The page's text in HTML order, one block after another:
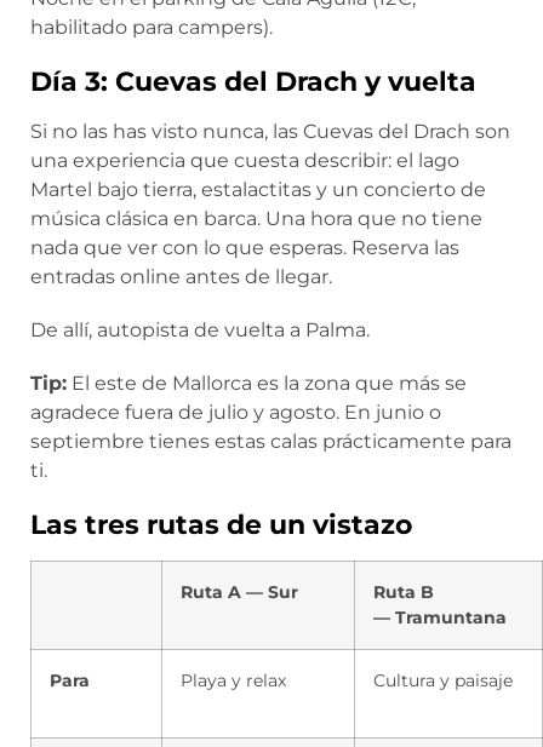
habilitado para campers).
Día 3: Cuevas del Drach y vuelta
Si no las has visto nunca, las Cuevas del Drach son
una experiencia que cuesta describir: el lago
Martel bajo tierra, estalactitas y un concierto de
música clásica en barca. Una hora que no tiene
nada que ver con lo que esperas. Reserva las
entradas online antes de llegar.
De allí, autopista de vuelta a Palma.
Tip: El este de Mallorca es la zona que más se
agradece fuera de julio y agosto. En junio o
septiembre tienes estas calas prácticamente para
ti.
Las tres rutas de un vistazo
Ruta A — Sur
Ruta B
— Tramuntana
Para Playa y relax Cultura y paisaje